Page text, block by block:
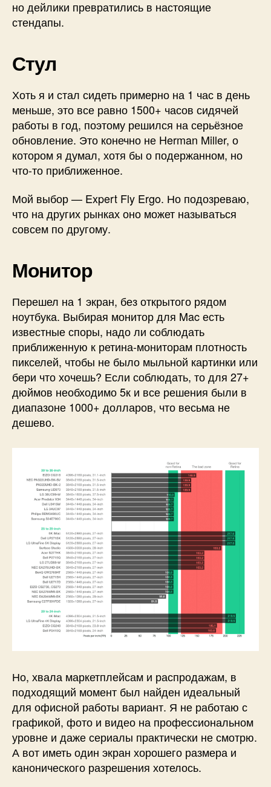
но дейлики превратились в настоящие
стендапы.
Стул
Хоть я и стал сидеть примерно на 1 час в день
меньше, это все равно 1500+ часов сидячей
работы в год, поэтому решился на серьёзное
обновление. Это конечно не Herman Miller, о
котором я думал, хотя бы о подержанном, но
что-то приближенное.
Мой выбор — Expert Fly Ergo. Но подозреваю,
что на других рынках оно может называться
совсем по другому.
Монитор
Перешел на 1 экран, без открытого рядом
ноутбука. Выбирая монитор для Mac есть
известные споры, надо ли соблюдать
приближенную к ретина-мониторам плотность
пикселей, чтобы не было мыльной картинки или
бери что хочешь? Если соблюдать, то для 27+
дюймов необходимо 5к и все решения были в
диапазоне 1000+ долларов, что весьма не
дешево.
Но, хвала маркетплейсам и распродажам, в
подходящий момент был найден идеальный
для офисной работы вариант. Я не работаю с
графикой, фото и видео на профессиональном
уровне и даже сериалы практически не смотрю.
А вот иметь один экран хорошего размера и
канонического разрешения хотелось.